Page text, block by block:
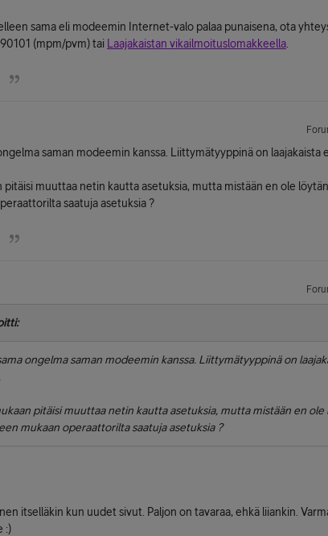
sama eli modeemin Internet-valo palaa punaisena, ota
(mpm/pvm) tai
Laajakaistan vikailmoituslomakkeella
saman modeemin kanssa. Liittymätyyppinä on laajakaista
pitäisi muuttaa netin kautta asetuksia, mutta mistään en ole
saatuja asetuksia ?
ongelma saman modeemin kanssa. Liittymätyyppinä on
pitäisi muuttaa netin kautta asetuksia, mutta mistään en
mukaan operaattorilta saatuja asetuksia ?
itselläkin kun uudet sivut. Paljon on tavaraa, ehkä liiankin.
:)